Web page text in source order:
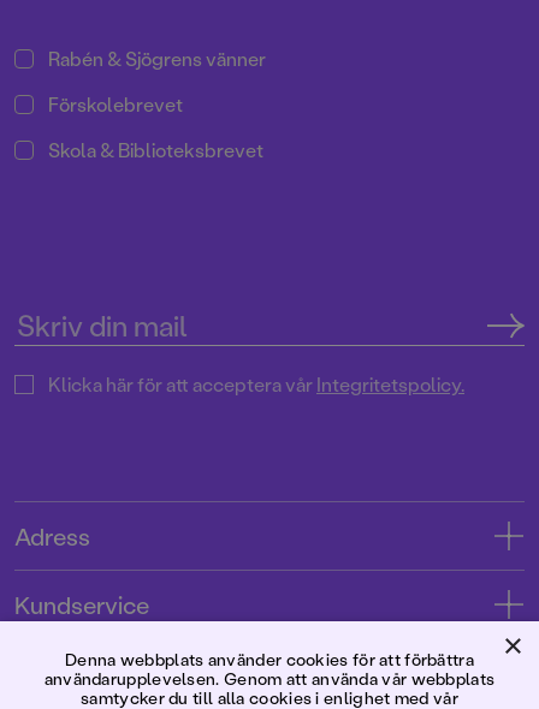
Rabén & Sjögrens vänner
Förskolebrevet
Skola & Biblioteksbrevet
Klicka här för att acceptera vårIntegritetspolicy.
Adress
Tryckerigatan 4
Kundservice
Kontakta oss
Kundservice
Förlaget
×
Denna webbplats använder cookies för att förbättra
användarupplevelsen. Genom att använda vår webbplats
samtycker du till alla cookies i enlighet med vår